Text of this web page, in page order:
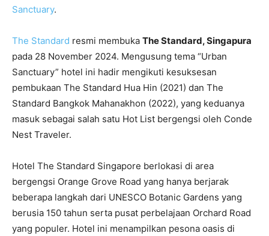
Sanctuary.
The Standard resmi membuka The Standard, Singapura
pada 28 November 2024. Mengusung tema “Urban
Sanctuary” hotel ini hadir mengikuti kesuksesan
pembukaan The Standard Hua Hin (2021) dan The
Standard Bangkok Mahanakhon (2022), yang keduanya
masuk sebagai salah satu Hot List bergengsi oleh Conde
Nest Traveler.
Hotel The Standard Singapore berlokasi di area
bergengsi Orange Grove Road yang hanya berjarak
beberapa langkah dari UNESCO Botanic Gardens yang
berusia 150 tahun serta pusat perbelajaan Orchard Road
yang populer. Hotel ini menampilkan pesona oasis di